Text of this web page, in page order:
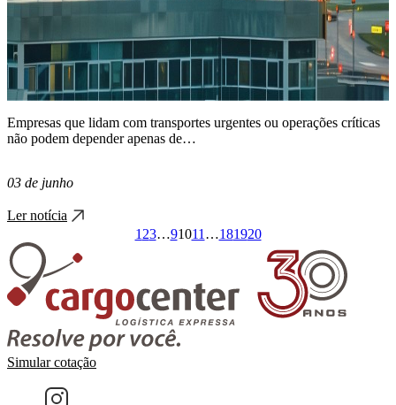
Empresas que lidam com transportes urgentes ou operações críticas
não podem depender apenas de…
03 de junho
Ler notícia
1 23…91011 …181920
Simular cotação